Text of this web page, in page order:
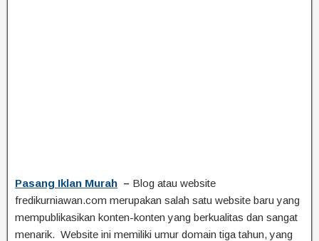
Pasang Iklan Murah – Blog atau website
fredikurniawan.com merupakan salah satu website baru yang
mempublikasikan konten-konten yang berkualitas dan sangat
menarik. Website ini memiliki umur domain tiga tahun, yang